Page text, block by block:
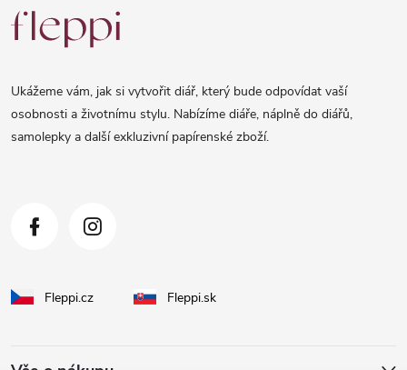
á
Ukážeme vám, jak si vytvořit diář, který bude odpovídat vaší
osobnosti a životnímu stylu. Nabízíme diáře, náplně do diářů,
samolepky a další exkluzivní papírenské zboží.
Fleppi.cz Fleppi.sk